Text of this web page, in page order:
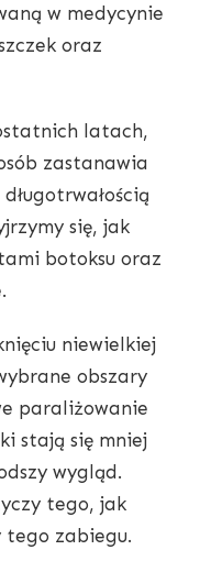
w medycynie
oraz
latach,
zastanawia
się, jak
botoksu oraz
niewielkiej
obszary
paraliżowanie
stają się mniej
wygląd.
tego, jak
tego zabiegu.